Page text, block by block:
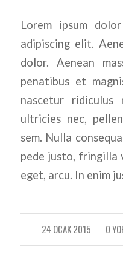
Lorem ipsum
adipiscing elit.
dolor. Aenean
penatibus et
nascetur ridiculus
ultricies nec,
sem. Nulla
pede justo, fringilla
eget, arcu. In enim
24 OCAK 2015
/ 0 /